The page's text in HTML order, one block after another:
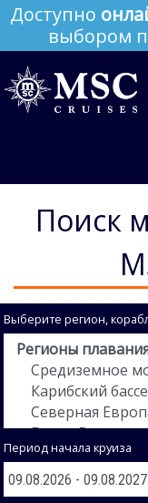
Доступно
выбором
Поиск
Выберите регион,
Период начала круиза